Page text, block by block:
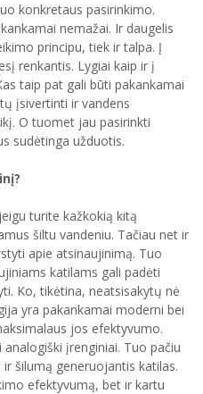
konkretaus pasirinkimo.
nemažai. Ir daugelis
principu, tiek ir talpa. Į
renkantis. Lygiai kaip ir į
taip pat gali būti pakankamai
įsivertinti ir vandens
O tuomet jau pasirinkti
sudėtinga užduotis.
turite kažkokią kitą
šiltu vandeniu. Tačiau net ir
apie atsinaujinimą. Tuo
katilams gali padėti
Ko, tikėtina, neatsisakytų nė
yra pakankamai moderni bei
jos efektyvumo.
įrenginiai. Tuo pačiu
šilumą generuojantis katilas.
efektyvumą, bet ir kartu